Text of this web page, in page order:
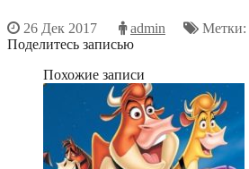
26 Дек 2017 admin Метки:
Поделитесь записью
Похожие записи